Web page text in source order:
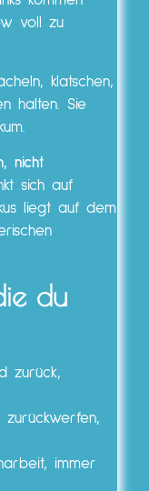
voll zu
klatschen,
halten. Sie
nicht
sich auf
liegt auf dem
du
zurück,
immer